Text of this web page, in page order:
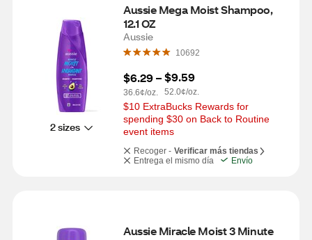
2 sizes
Aussie Mega Moist Shampoo,
12.1 OZ
Aussie
10692
$6.29 –
36.6¢/oz.
$9.59
52.0¢/oz.
$10 ExtraBucks Rewards for
spending $30 on Back to Routine
event items
Recoger - Verificar más tiendas
Entrega el mismo día
Envío
Aussie Miracle Moist 3 Minute